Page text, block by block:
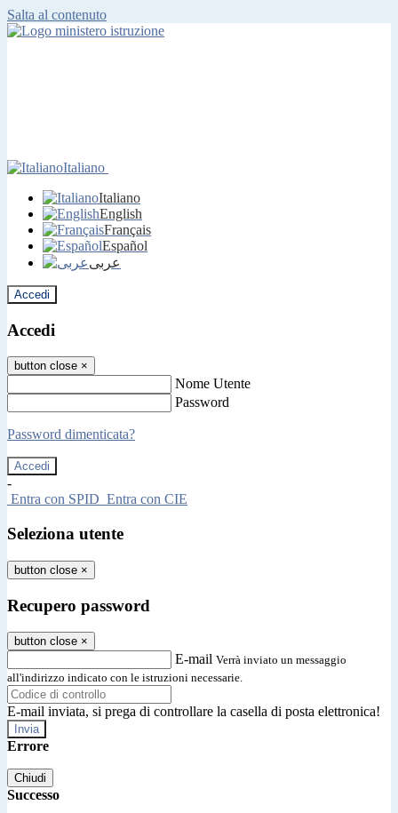
Salta al contenuto
Italiano
Italiano
English
Français
Español
عربى
Accedi
Accedi
button close ×
Nome Utente
Password
Password dimenticata?
-
Entra con SPID Entra con CIE
Seleziona utente
button close ×
Recupero password
button close ×
E-mail Verrà inviato un messaggio
all'indirizzo indicato con le istruzioni necessarie.
E-mail inviata, si prega di controllare la casella di posta elettronica!
Errore
Chiudi
Successo